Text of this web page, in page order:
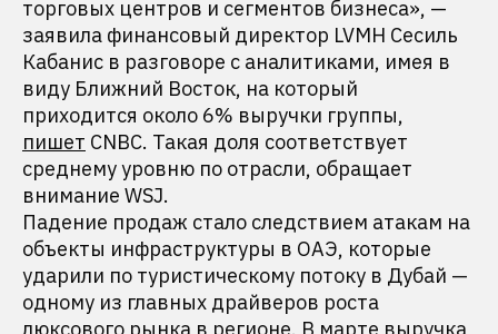
торговых центров и сегментов бизнеса», —
заявила финансовый директор LVMH Сесиль
Кабанис в разговоре с аналитиками, имея в
виду Ближний Восток, на который
приходится около 6% выручки группы,
пишет CNBC. Такая доля соответствует
среднему уровню по отрасли, обращает
внимание WSJ.
Падение продаж стало следствием атакам на
объекты инфраструктуры в ОАЭ, которые
ударили по туристическому потоку в Дубай —
одному из главных драйверов роста